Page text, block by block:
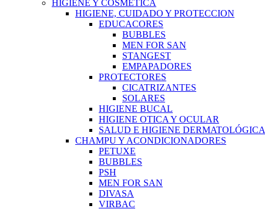
HIGIENE Y COSMETICA
HIGIENE, CUIDADO Y PROTECCION
EDUCACORES
BUBBLES
MEN FOR SAN
STANGEST
EMPAPADORES
PROTECTORES
CICATRIZANTES
SOLARES
HIGIENE BUCAL
HIGIENE OTICA Y OCULAR
SALUD E HIGIENE DERMATOLÓGICA
CHAMPU Y ACONDICIONADORES
PETUXE
BUBBLES
PSH
MEN FOR SAN
DIVASA
VIRBAC